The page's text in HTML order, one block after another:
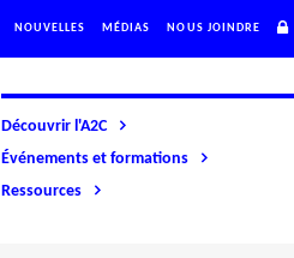
NOUVELLES MÉDIAS NOUS JOINDRE
Découvrir l'A2C
Événements et formations
Ressources